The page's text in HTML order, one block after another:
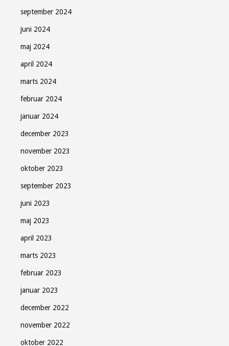
september 2024
juni 2024
maj 2024
april 2024
marts 2024
februar 2024
januar 2024
december 2023
november 2023
oktober 2023
september 2023
juni 2023
maj 2023
april 2023
marts 2023
februar 2023
januar 2023
december 2022
november 2022
oktober 2022